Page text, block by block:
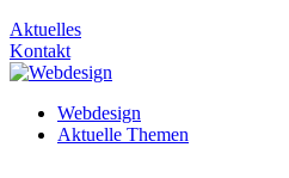
Aktuelles
Kontakt
Webdesign
Aktuelle Themen